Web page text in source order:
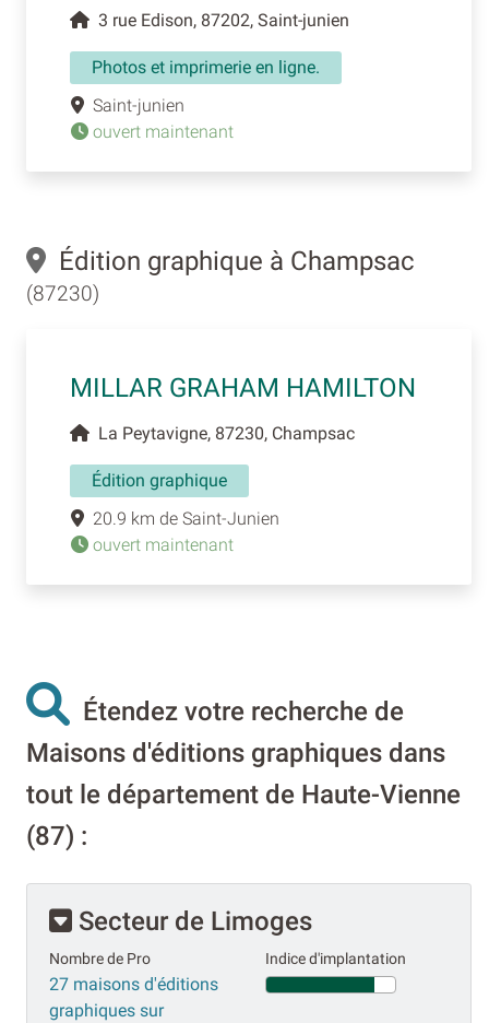
3 rue Edison, 87202, Saint-junien
Photos et imprimerie en ligne.
Saint-junien
ouvert maintenant
Édition graphique à Champsac
(87230)
MILLAR GRAHAM HAMILTON
La Peytavigne, 87230, Champsac
Édition graphique
20.9 km de Saint-Junien
ouvert maintenant
Étendez votre recherche de
Maisons d'éditions graphiques dans
tout le département de Haute-Vienne
(87) :
Secteur de Limoges
Nombre de Pro
27 maisons d'éditions
graphiques sur
Indice d'implantation